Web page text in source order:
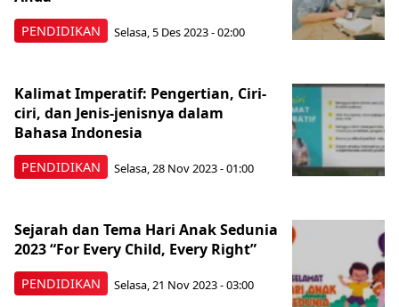
PENDIDIKAN Selasa, 5 Des 2023 - 02:00
PENDIDIKAN
Kalimat Imperatif: Pengertian, Ciri-
ciri, dan Jenis-jenisnya dalam
Bahasa Indonesia
Selasa, 28 Nov 2023 - 01:00
PENDIDIKAN
Sejarah dan Tema Hari Anak Sedunia
2023 “For Every Child, Every Right”
Selasa, 21 Nov 2023 - 03:00